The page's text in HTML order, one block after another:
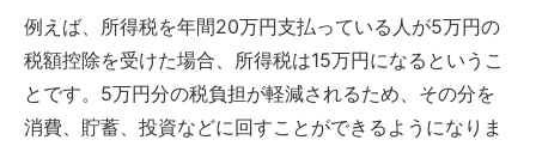
例えば、所得税を年間20万円支払っている人が5万円の
税額控除を受けた場合、所得税は15万円になるというこ
とです。5万円分の税負担が軽減されるため、その分を
消費、貯蓄、投資などに回すことができるようになりま